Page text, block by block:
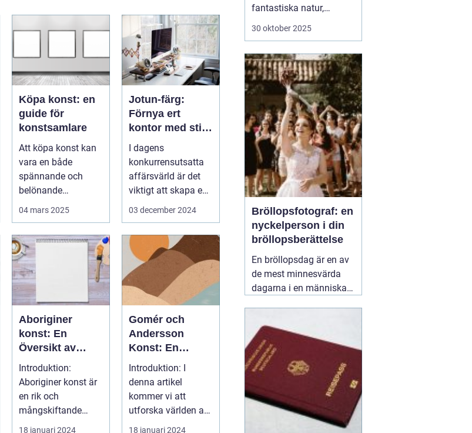
Köpa konst: en
guide för
konstsamlare
Att köpa konst kan
vara en både
spännande och
belönande
04 mars 2025
Jotun-färg:
Förnya ert
kontor med stil
och enkelhet
I dagens
konkurrensutsatta
affärsvärld är det
viktigt att skapa en
arbetsmiljö s...
03 december 2024
Aboriginer
konst: En
Översikt av
Konstformen
från Australiens
Urinvånare
Introduktion:
Aboriginer konst är
en rik och
mångskiftande
konstform som
18 januari 2024
Gomér och
Andersson
Konst: En
Fördjupande
Översikt
Introduktion: I
denna artikel
kommer vi att
utforska världen av
Gomér och
18 januari 2024
fantastiska natur,
erbjuder många tillfällen
staden för att utforska
dess kulturella
evenemang eller de
vackra norrlands...
30 oktober 2025
Bröllopsfotograf: en
nyckelperson i din
bröllopsberättelse
En bröllopsdag är en av
de mest minnesvärda
dagarna i en människas
känslosamma stunder
som man vill för evigt
bevara i minnet.
september 2025